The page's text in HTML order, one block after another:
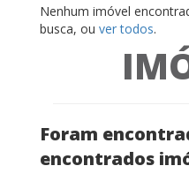
Nenhum imóvel
busca, ou ver todos.
Foram
encontrados